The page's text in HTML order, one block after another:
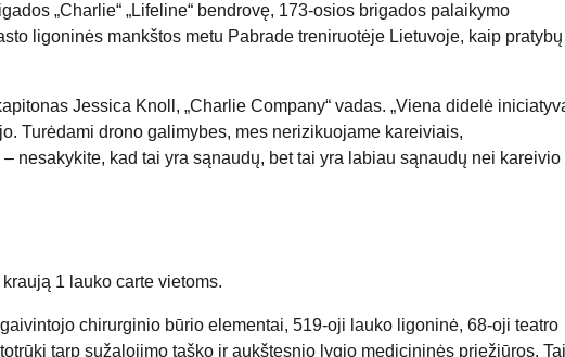
„Charlie“ „Lifeline“ bendrovę, 173-osios brigados palaikymo
ligoninės mankštos metu Pabrade treniruotėje Lietuvoje, kaip pratybų
Jessica Knoll, „Charlie Company“ vadas. „Viena didelė
Turėdami drono galimybes, mes nerizikuojame kareiviais,
nesakykite, kad tai yra sąnaudų, bet tai yra labiau sąnaudų nei kareivio
1 lauko carte vietoms.
chirurginio būrio elementai, 519-oji lauko ligoninė, 68-oji teatro
tarp sužalojimo taško ir aukštesnio lygio medicininės priežiūros. Tai